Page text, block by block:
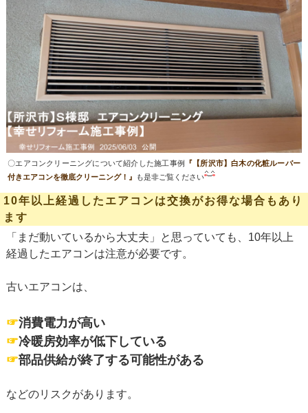
〇エアコンクリーニングについて紹介した施工事例 『【所沢市】白木の化粧ルーバー
付きエアコンを徹底クリーニング！』
も是非ご覧ください
10年以上経過したエアコンは交換がお得な場合もあり
ます
「まだ動いているから大丈夫」と思っていても、10年以上
経過したエアコンは注意が必要です。
古いエアコンは、
☞消費電力が高い
☞冷暖房効率が低下している
☞部品供給が終了する可能性がある
などのリスクがあります。